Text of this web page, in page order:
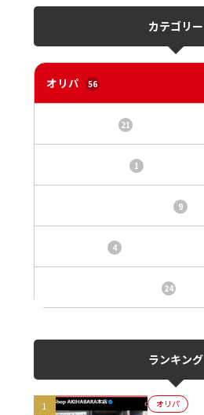
カテゴリー
オリパ 56
21
1
9
4
24
ランキング
オリパ